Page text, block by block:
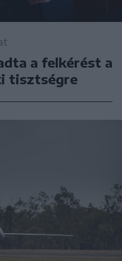
a felkérést a
tisztségre